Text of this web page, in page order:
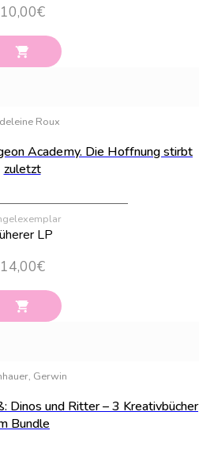
10,00€
Roux
Academy. Die Hoffnung stirbt
zuletzt
LP
14,00€
Gerwin
Dinos und Ritter – 3 Kreativbücher
Bundle